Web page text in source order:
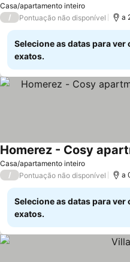
Casa/apartamento inteiro
/ Pontuação não disponível a
Selecione as datas para ver
exatos.
Casa/apartamento inteiro
Ver preços
/ Pontuação não disponível a
Selecione as datas para ver
exatos.